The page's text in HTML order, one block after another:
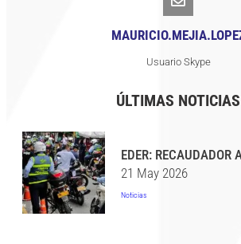
ÚLTIMAS NOTICIAS
EDER: RECAUDADOR
21 May 2026
Noticias
Usuario Skype